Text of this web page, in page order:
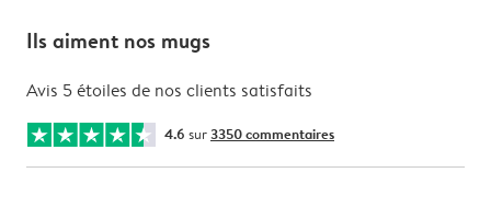
Ils aiment nos mugs
Avis 5 étoiles de nos clients satisfaits
4.6 sur3350 commentaires